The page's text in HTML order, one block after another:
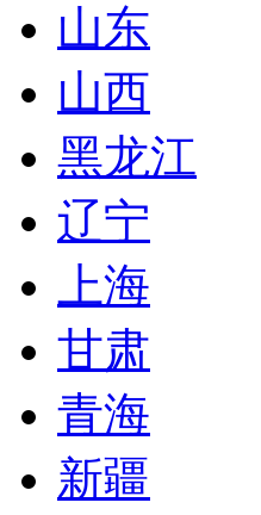
山东
山西
黑龙江
辽宁
上海
甘肃
青海
新疆